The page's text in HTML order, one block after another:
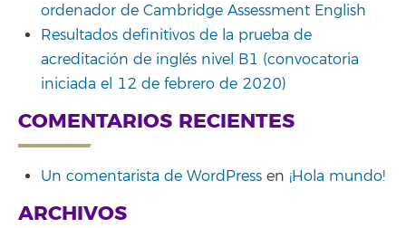
ordenador de Cambridge Assessment English
Resultados definitivos de la prueba de
acreditación de inglés nivel B1 (convocatoria
iniciada el 12 de febrero de 2020)
COMENTARIOS RECIENTES
Un comentarista de WordPress en ¡Hola mundo!
ARCHIVOS